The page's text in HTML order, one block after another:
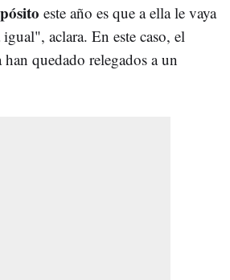
este año es que a ella le vaya
aclara. En este caso, el
quedado relegados a un